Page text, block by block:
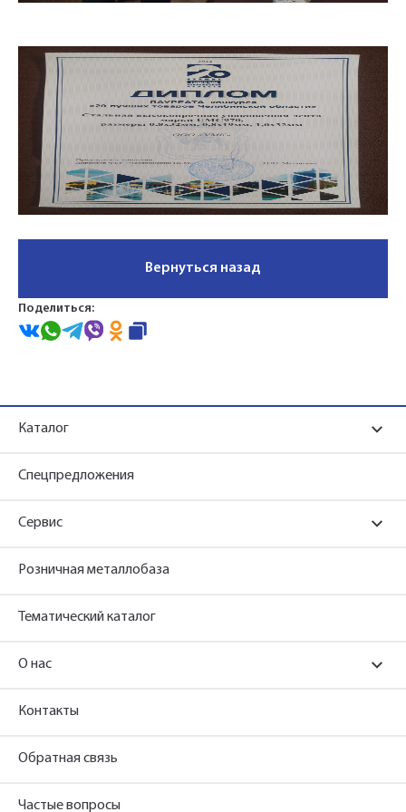
Вернуться назад
Поделиться:
Каталог
Спецпредложения
Сервис
Розничная металлобаза
Тематический каталог
О нас
Контакты
Обратная связь
Частые вопросы